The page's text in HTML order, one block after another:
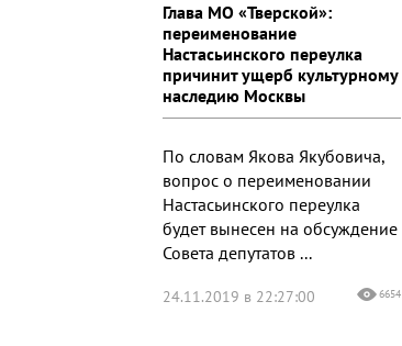
Глава МО «Тверской»:
переименование
Настасьинского переулка
причинит ущерб культурному
наследию Москвы
По словам Якова Якубовича,
вопрос о переименовании
Настасьинского переулка
будет вынесен на обсуждение
Совета депутатов ...
24.11.2019 в 22:27:00 6654